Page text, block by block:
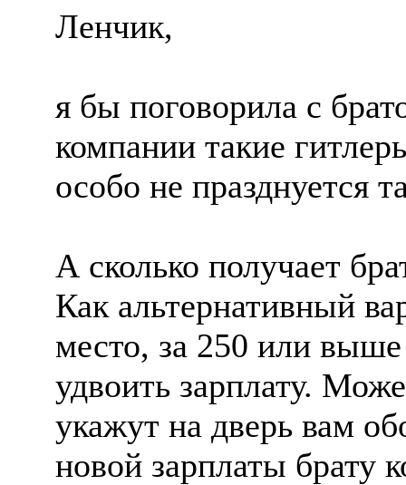
Ленчик,
я бы поговорила с
компании такие
особо не празднуется
А сколько получает
Как альтернативный
место, за 250 или
удвоить зарплату.
укажут на дверь вам
новой зарплаты брату